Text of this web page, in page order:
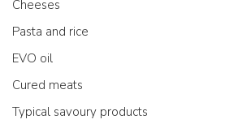
Cheeses
Pasta and rice
EVO oil
Cured meats
Typical savoury products